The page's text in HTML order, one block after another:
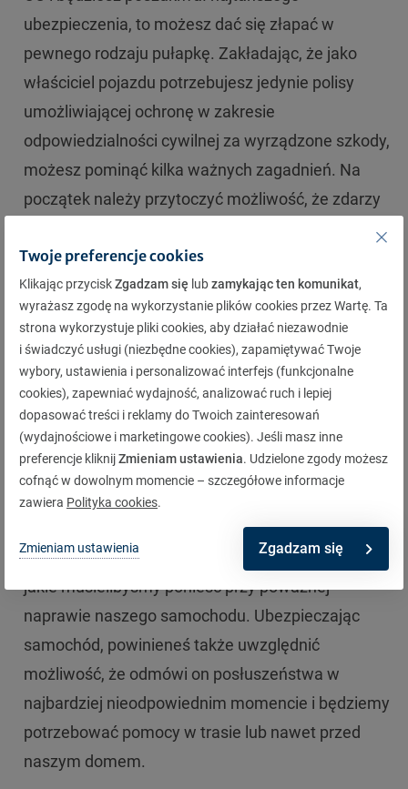
ubezpieczenia, to możesz dać się złapać w
pewnego rodzaju pułapkę. Zakładając, że jako
właściciel pojazdu potrzebujesz jedynie polisy
umożliwiającej ochronę w zakresie
odpowiedzialności cywilnej za wyrządzone szkody,
możesz pominąć kilka ważnych zagadnień. Na
początek należy przytoczyć możliwość, że zdarzy
wyłącznie Twój samochód.
Dla przykładu, jadąc samochodem, uderzysz w
drzewo, ponieważ nie opanowałeś pojazdu. W
takich sytuacjach cały koszt naprawy pojazdu
spadnie na Ciebie. Choć polisa OC chroni przed
finansowymi skutkami szkód wyrządzonych innym,
to w przypadku uszkodzenia własnego auta nie
otrzymasz z niej żadnych środków. Jasno z tego
wynika, że naturalnym uzupełnieniem polisy OC
. Koszt polisy Autocasco
stanowi zazwyczaj niewielką część wydatków,
jakie musielibyśmy ponieść przy poważnej
naprawie naszego samochodu. Ubezpieczając
samochód, powinieneś także uwzględnić
możliwość, że odmówi on posłuszeństwa w
najbardziej nieodpowiednim momencie i będziemy
potrzebować pomocy w trasie lub nawet przed
naszym domem.
Twoje preferencje cookies
Klikając przyciskZgadzam się lubzamykając ten komunikat,
wyrażasz zgodę na wykorzystanie plików cookies przez Wartę. Ta
strona wykorzystuje pliki cookies, aby działać niezawodnie
i świadczyć usługi (niezbędne cookies), zapamiętywać Twoje
wybory, ustawienia i personalizować interfejs (funkcjonalne
cookies), zapewniać wydajność, analizować ruch i lepiej
dopasować treści i reklamy do Twoich zainteresowań
(wydajnościowe i marketingowe cookies). Jeśli masz inne
preferencje kliknijZmieniam ustawienia. Udzielone zgody możesz
cofnąć w dowolnym momencie – szczegółowe informacje
zawiera Polityka cookies.
Zmieniam ustawienia Zgadzam się